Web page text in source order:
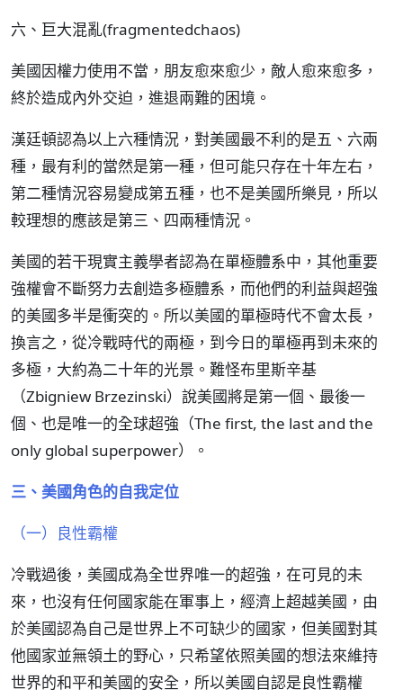
六、巨大混亂(fragmentedchaos)
美國因權力使用不當，朋友愈來愈少，敵人愈來愈多，
終於造成內外交迫，進退兩難的困境。
漢廷頓認為以上六種情況，對美國最不利的是五、六兩
種，最有利的當然是第一種，但可能只存在十年左右，
第二種情況容易變成第五種，也不是美國所樂見，所以
較理想的應該是第三、四兩種情況。
美國的若干現實主義學者認為在單極體系中，其他重要
強權會不斷努力去創造多極體系，而他們的利益與超強
的美國多半是衝突的。所以美國的單極時代不會太長，
換言之，從冷戰時代的兩極，到今日的單極再到未來的
多極，大約為二十年的光景。難怪布里斯辛基
（Zbigniew Brzezinski）說美國將是第一個、最後一
個、也是唯一的全球超強（The first, the last and the
only global superpower）。
三、美國角色的自我定位
（一）良性霸權
冷戰過後，美國成為全世界唯一的超強，在可見的未
來，也沒有任何國家能在軍事上，經濟上超越美國，由
於美國認為自己是世界上不可缺少的國家，但美國對其
他國家並無領土的野心，只希望依照美國的想法來維持
世界的和平和美國的安全，所以美國自認是良性霸權